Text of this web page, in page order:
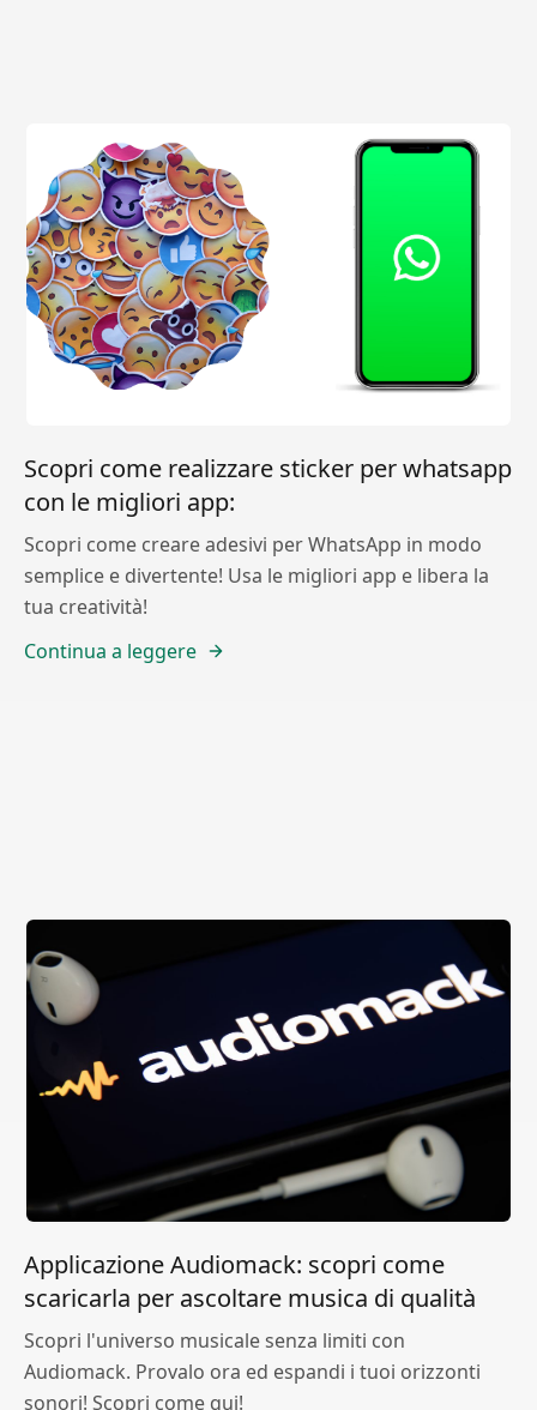
Scopri come realizzare sticker per whatsapp
con le migliori app:
Scopri come creare adesivi per WhatsApp in modo
semplice e divertente! Usa le migliori app e libera la
tua creatività!
Continua a leggere
Applicazione Audiomack: scopri come
scaricarla per ascoltare musica di qualità
Scopri l'universo musicale senza limiti con
Audiomack. Provalo ora ed espandi i tuoi orizzonti
sonori! Scopri come qui!